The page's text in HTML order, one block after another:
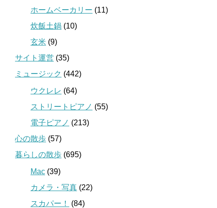
ホームベーカリー (11)
炊飯土鍋 (10)
玄米 (9)
サイト運営 (35)
ミュージック (442)
ウクレレ (64)
ストリートピアノ (55)
電子ピアノ (213)
心の散歩 (57)
暮らしの散歩 (695)
Mac (39)
カメラ・写真 (22)
スカパー！
(84)